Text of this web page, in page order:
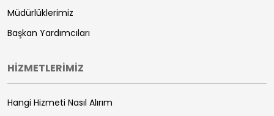
Müdürlüklerimiz
Başkan Yardımcıları
HİZMETLERİMİZ
Hangi Hizmeti Nasıl Alırım